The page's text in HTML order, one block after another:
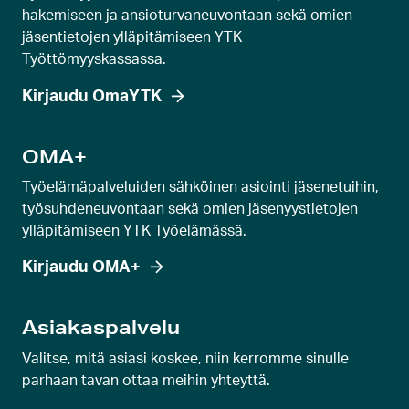
u
s
e
l
d
i
a
hakemiseen ja ansioturvaneuvontaan sekä omien
jäsentietojen ylläpitämiseen YTK
Työttömyyskassassa.
Kirjaudu OmaYTK
OMA+
Työelämäpalveluiden sähköinen asiointi jäsenetuihin,
työsuhdeneuvontaan sekä omien jäsenyystietojen
ylläpitämiseen YTK Työelämässä.
Kirjaudu OMA+
Asiakaspalvelu
Valitse, mitä asiasi koskee, niin kerromme sinulle
parhaan tavan ottaa meihin yhteyttä.